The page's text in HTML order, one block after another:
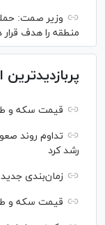
وزیر صمت:
منطقه را هدف قرار
پربازدیدترین
قیمت سکه و طلا در ۱۱
رشد کرد
زمان‌بندی جدید
قیمت سکه و طلا در ۱۴